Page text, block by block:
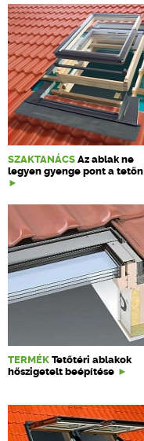
SZAKTANÁCS Az ablak ne
legyen gyenge pont a tetőn
TERMÉK Tetőtéri ablakok
hőszigetelt beépítése